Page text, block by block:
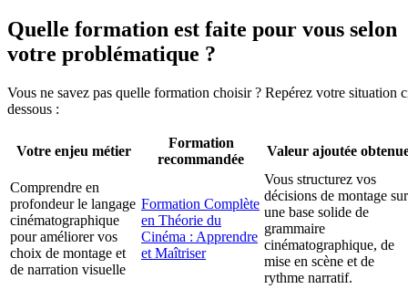
Quelle formation est faite pour vous selon
votre problématique ?
Vous ne savez pas quelle formation choisir ? Repérez votre situation
dessous :
Votre enjeu métier
Formation
recommandée
Valeur ajoutée
Comprendre en
profondeur le langage
cinématographique
pour améliorer vos
choix de montage et
de narration visuelle
Formation Complète
en Théorie du
Cinéma : Apprendre
et Maîtriser
Vous structurez vos
décisions de montage sur
une base solide de
grammaire
cinématographique, de
mise en scène et de
rythme narratif.